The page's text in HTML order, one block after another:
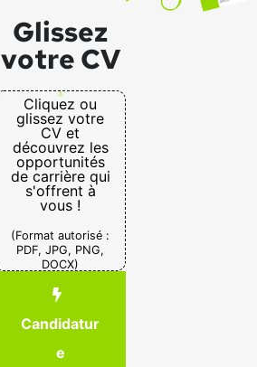
Glissez
votre CV
Cliquez ou
glissez votre
CV et
découvrez les
opportunités
de carrière qui
s'offrent à
vous !
(Format autorisé :
PDF, JPG, PNG,
DOCX)
Candidatur
e